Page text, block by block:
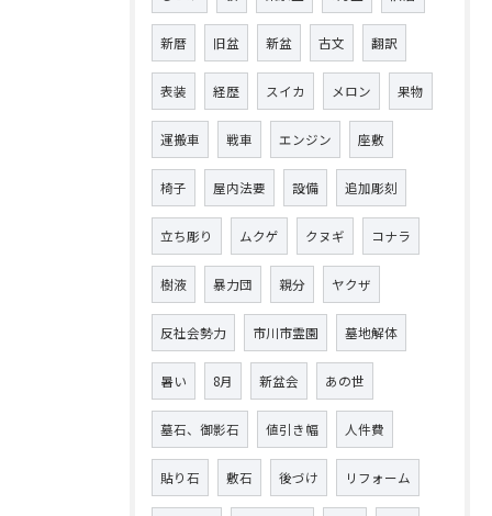
新暦 旧盆 新盆 古文 翻訳
表装 経歴 スイカ メロン 果物
運搬車 戦車 エンジン 座敷
椅子 屋内法要 設備 追加彫刻
立ち彫り ムクゲ クヌギ コナラ
樹液 暴力団 親分 ヤクザ
反社会勢力 市川市霊園 墓地解体
暑い 8月 新盆会 あの世
墓石、御影石 値引き幅 人件費
貼り石 敷石 後づけ リフォーム